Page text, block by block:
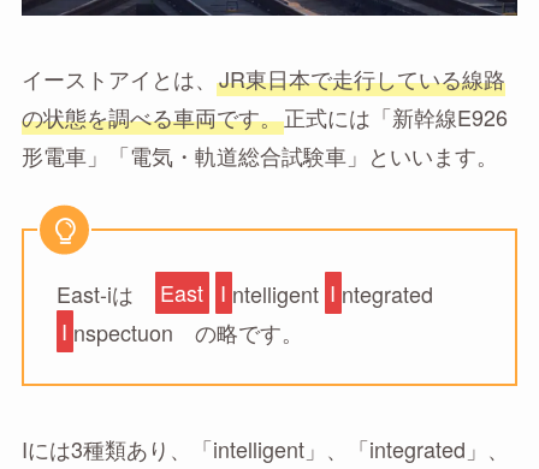
イーストアイとは、 JR東日本で走行している線路
の状態を調べる車両です。正式には「新幹線E926
形電車」「電気・軌道総合試験車」といいます。
East-iは East I ntelligent I ntegrated
I nspectuon の略です。
Iには3種類あり、「intelligent」、「integrated」、